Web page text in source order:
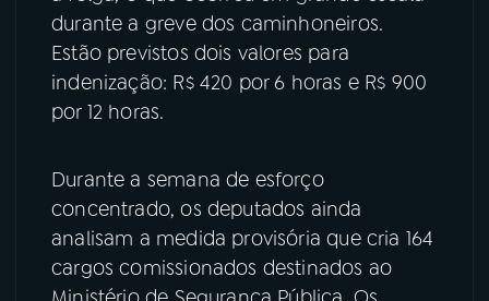
durante a greve dos caminhoneiros.
Estão previstos dois valores para
indenização: R$ 420 por 6 horas e R$ 900
por 12 horas.
Durante a semana de esforço
concentrado, os deputados ainda
analisam a medida provisória que cria 164
cargos comissionados destinados ao